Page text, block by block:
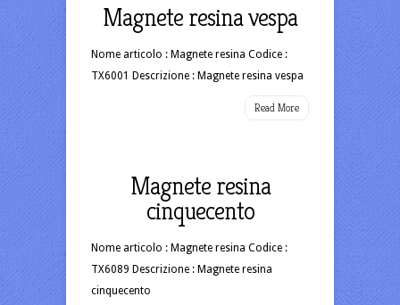
Magnete resina vespa
Nome articolo : Magnete resina Codice :
TX6001 Descrizione : Magnete resina vespa
Read More
Magnete resina
cinquecento
Nome articolo : Magnete resina Codice :
TX6089 Descrizione : Magnete resina
cinquecento